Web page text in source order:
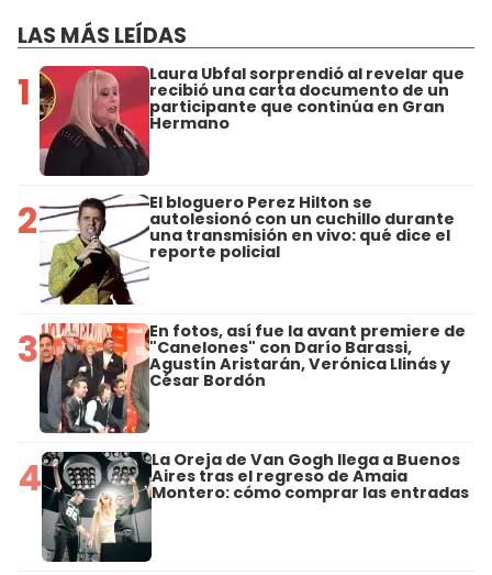
LAS MÁS LEÍDAS
1 Laura Ubfal sorprendió al revelar que
recibió una carta documento de un
participante que continúa en Gran
Hermano
2 El bloguero Perez Hilton se
autolesionó con un cuchillo durante
una transmisión en vivo: qué dice el
reporte policial
3 En fotos, así fue la avant premiere de
"Canelones" con Darío Barassi,
Agustín Aristarán, Verónica Llinás y
César Bordón
4 La Oreja de Van Gogh llega a Buenos
Aires tras el regreso de Amaia
Montero: cómo comprar las entradas